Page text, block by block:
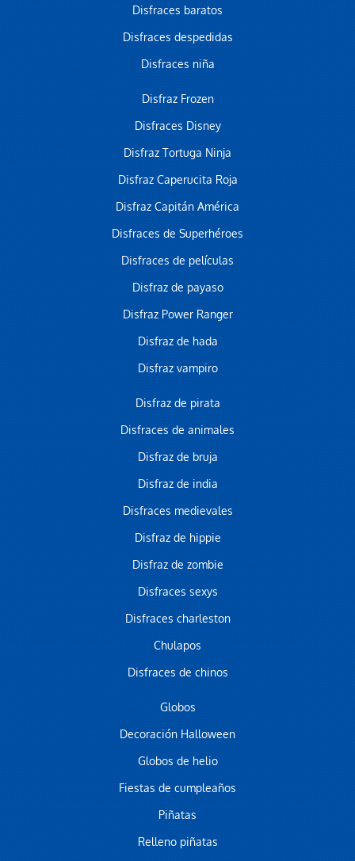
Disfraces baratos
Disfraces despedidas
Disfraces niña
Disfraz Frozen
Disfraces Disney
Disfraz Tortuga Ninja
Disfraz Caperucita Roja
Disfraz Capitán América
Disfraces de Superhéroes
Disfraces de películas
Disfraz de payaso
Disfraz Power Ranger
Disfraz de hada
Disfraz vampiro
Disfraz de pirata
Disfraces de animales
Disfraz de bruja
Disfraz de india
Disfraces medievales
Disfraz de hippie
Disfraz de zombie
Disfraces sexys
Disfraces charleston
Chulapos
Disfraces de chinos
Globos
Decoración Halloween
Globos de helio
Fiestas de cumpleaños
Piñatas
Relleno piñatas